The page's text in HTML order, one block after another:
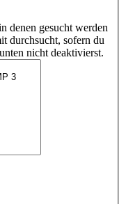
denen gesucht werden
durchsucht, sofern du
nicht deaktivierst.